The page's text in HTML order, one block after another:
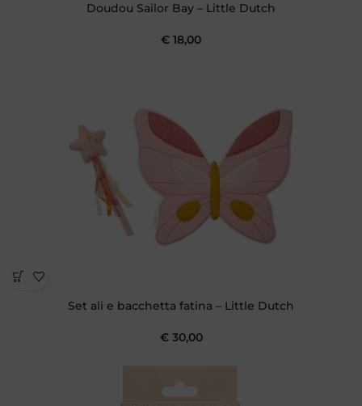
Doudou Sailor Bay – Little Dutch
€ 18,00
Set ali e bacchetta fatina – Little Dutch
€30,00